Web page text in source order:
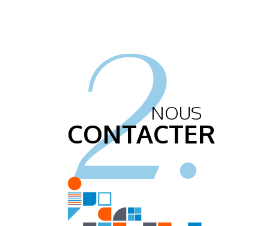
2.
NOUS
CONTACTER